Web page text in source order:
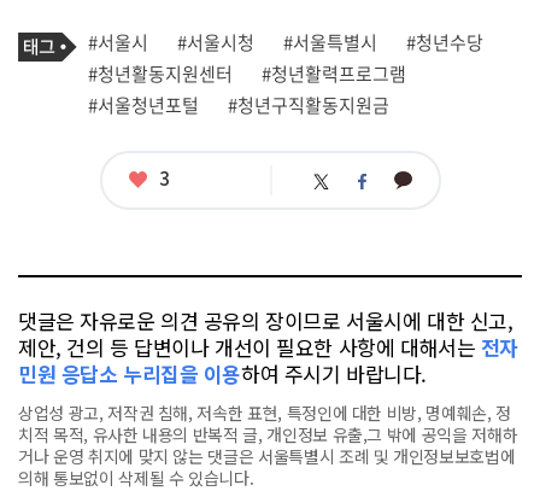
기
사
관
련
태
태
그
#서울시 #서울시청 #서울특별시
#청년수당
#청년활동지원센터
#청년활력프로그램
#서울청년포털
#청년구직활동지원금
좋
3 트 페 카
댓글은 자유로운 의견 공유의 장이므로 서울시에 대한 신고,
제안, 건의 등 답변이나 개선이 필요한 사항에 대해서는 전자
민원 응답소 누리집을 이용하여 주시기 바랍니다.
상업성 광고, 저작권 침해, 저속한 표현, 특정인에 대한 비방, 명예훼손, 정
치적 목적, 유사한 내용의 반복적 글, 개인정보 유출,그 밖에 공익을 저해하
거나 운영 취지에 맞지 않는 댓글은 서울특별시 조례 및 개인정보보호법에
의해 통보없이 삭제될 수 있습니다.